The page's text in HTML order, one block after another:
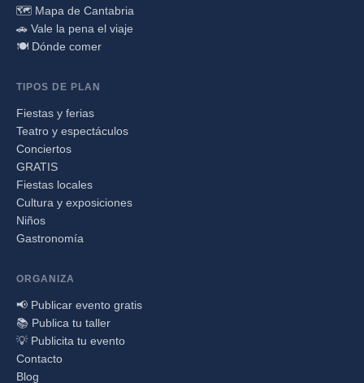
🗺️ Mapa de Cantabria
🚗 Vale la pena el viaje
🍽️ Dónde comer
TIPOS DE PLAN
Fiestas y ferias
Teatro y espectáculos
Conciertos
GRATIS
Fiestas locales
Cultura y exposiciones
Niños
Gastronomía
ORGANIZA
📢 Publicar evento gratis
📚 Publica tu taller
💡 Publicita tu evento
Contacto
Blog